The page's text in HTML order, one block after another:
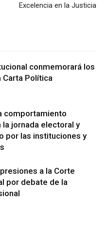
Excelencia en la Justicia
conmemorará los
Carta Política
comportamiento
la jornada electoral y
por las instituciones y
a la Corte
por debate de la